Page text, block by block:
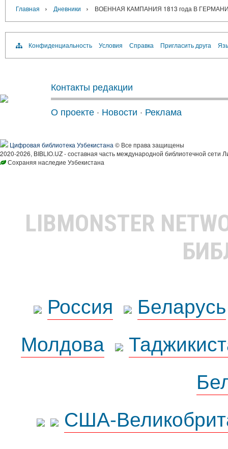
Главная › Дневники › ВОЕННАЯ КАМПАНИЯ 1813 года В
Конфиденциальность Условия Справка Пригласить друга
Контакты редакции
О проекте · Новости · Реклама
Цифровая библиотека Узбекистана © Все права защищены
2020-2026, BIBLIO.UZ - составная часть международной библиотечной сети
Сохраняя наследие Узбекистана
LIBMONSTER
Россия
Беларусь
Молдова
США-